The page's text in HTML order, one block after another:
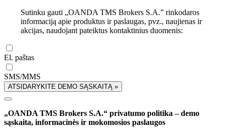
Sutinku gauti „OANDA TMS Brokers S.A.” rinkodaros
informaciją apie produktus ir paslaugas, pvz., naujienas ir
akcijas, naudojant pateiktus kontaktinius duomenis:
El. paštas
SMS/MMS
ATSIDARYKITE DEMO SĄSKAITĄ »
„OANDA TMS Brokers S.A.“ privatumo politika – demo
sąskaita, informacinės ir mokomosios paslaugos